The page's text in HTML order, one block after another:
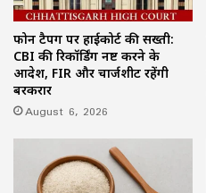
फोन टैपिंग पर हाईकोर्ट की सख्ती:
CBI की रिकॉर्डिंग नष्ट करने के
आदेश, FIR और चार्जशीट रहेंगी
बरकरार
August 6, 2026